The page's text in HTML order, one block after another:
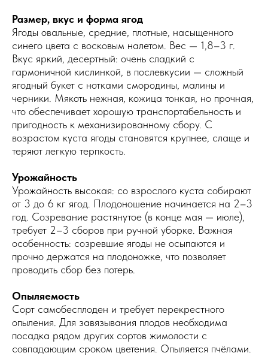
Размер, вкус и форма ягод
Ягоды овальные, средние, плотные, насыщенного
синего цвета с восковым налетом. Вес — 1,8–3 г.
Вкус яркий, десертный: очень сладкий с
гармоничной кислинкой, в послевкусии — сложный
ягодный букет с нотками смородины, малины и
черники. Мякоть нежная, кожица тонкая, но прочная,
что обеспечивает хорошую транспортабельность и
пригодность к механизированному сбору. С
возрастом куста ягоды становятся крупнее, слаще и
теряют легкую терпкость.
Урожайность
Урожайность высокая: со взрослого куста собирают
от 3 до 6 кг ягод. Плодоношение начинается на 2–3
год. Созревание растянутое (в конце мая — июле),
требует 2–3 сборов при ручной уборке. Важная
особенность: созревшие ягоды не осыпаются и
прочно держатся на плодоножке, что позволяет
проводить сбор без потерь.
Опыляемость
Сорт самобесплоден и требует перекрестного
опыления. Для завязывания плодов необходима
посадка рядом других сортов жимолости с
совпадающим сроком цветения. Опыляется пчёлами.